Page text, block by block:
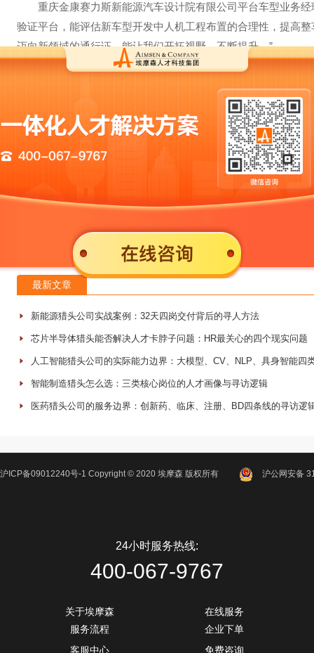
重庆金康赛力斯新能源汽车设计院有限公司平台车型业务经
验证平台，能评估新车型开发中人机工程布置的合理性，提高
迈向新领域的通行证，能让我们开拓视野、不断提升。”
赵刚讲到，重庆将以工业设计职称评价为基础，强化人才服
深圳近年平均每年新增中小企业15万家以上
下一篇： 重庆共引进紧缺优秀人才2504名
相关文章
HR怎么做好社会招聘这一块？
社招，如何实施进行人才测评？
最新文章
新能源猎头公司实战案例：32天四岗交付背后的寻人方法
芯片半导体猎头能否解决人才卡脖子问题：HR最关心的四个现实问题
人工智能猎头公司的实际能力边界：大模型、CV、NLP、具身智能四
智能制造猎头怎么选：三类核心岗位的人才画像与寻访逻辑
医药猎头公司的服务边界：创新药、临床、注册、BD四条线的寻访逻
沪ICP备09012240号-1 Copyright © 2020 埃摩森 版权所有 沪公网安备
24小时服务热线:
400-067-9767
关于埃摩森
服务流程
客服中心
在线服务
企业下单
免费咨询